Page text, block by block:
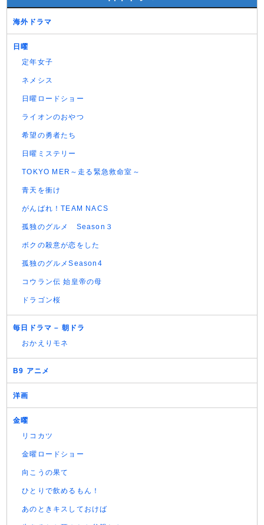
海外ドラマ
日曜
定年女子
ネメシス
日曜ロードショー
ライオンのおやつ
希望の勇者たち
日曜ミステリー
TOKYO MER～走る緊急救命室～
青天を衝け
がんばれ！TEAM NACS
孤独のグルメ Season３
ボクの殺意が恋をした
孤独のグルメSeason4
コウラン伝 始皇帝の母
ドラゴン桜
毎日ドラマ – 朝ドラ
おかえりモネ
B9 アニメ
洋画
金曜
リコカツ
金曜ロードショー
向こうの果て
ひとりで飲めるもん！
あのときキスしておけば